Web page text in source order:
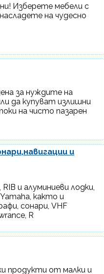
Изберете мебели с
на чудесно
за нуждите на
да купуват излишни
на чисто пазарен
и
и алуминиеви лодки,
както и
сонари, VHF
R
продукти от малки и